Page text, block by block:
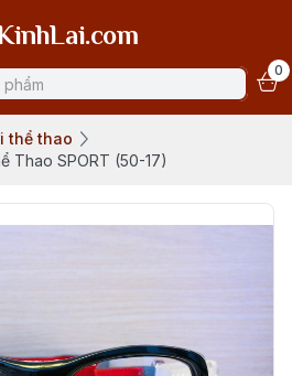
0
thể thao
Thao SPORT (50-17)